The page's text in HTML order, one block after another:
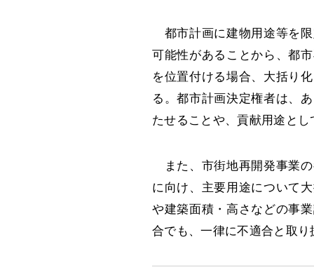
都市計画に建物用途等を
可能性があることから、都
を位置付ける場合、大括り
る。都市計画決定権者は、
たせることや、貢献用途とし
また、市街地再開発事業
に向け、主要用途について
や建築面積・高さなどの事
合でも、一律に不適合と取り